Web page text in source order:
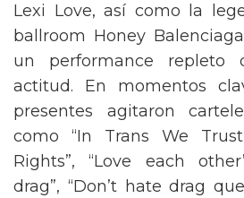
Lexi Love, así como la
ballroom Honey
un performance repleto
actitud. En momentos
presentes agitaron
como “In Trans We
Rights”, “Love each
drag”, “Don’t hate drag